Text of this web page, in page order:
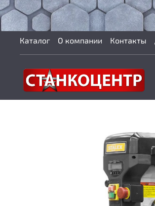
Каталог О компании Контакты